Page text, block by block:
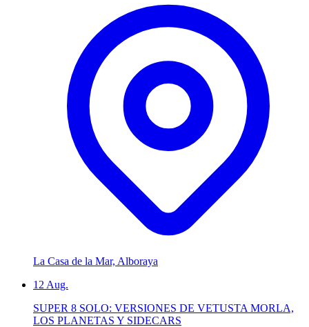
La Casa de la Mar, Alboraya
12 Aug.
SUPER 8 SOLO: VERSIONES DE VETUSTA MORLA,
LOS PLANETAS Y SIDECARS